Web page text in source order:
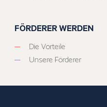
FÖRDERER WERDEN
Die Vorteile
Unsere Förderer